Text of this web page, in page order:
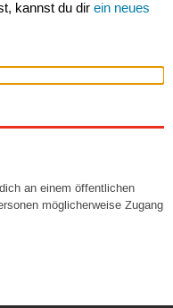
kannst du dir ein neues
an einem öffentlichen
möglicherweise Zugang